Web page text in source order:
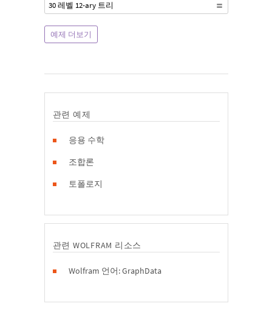
30 레벨 12-ary 트리
예제 더보기
관련 예제
응용 수학
조합론
토폴로지
관련 WOLFRAM 리소스
Wolfram 언어: GraphData